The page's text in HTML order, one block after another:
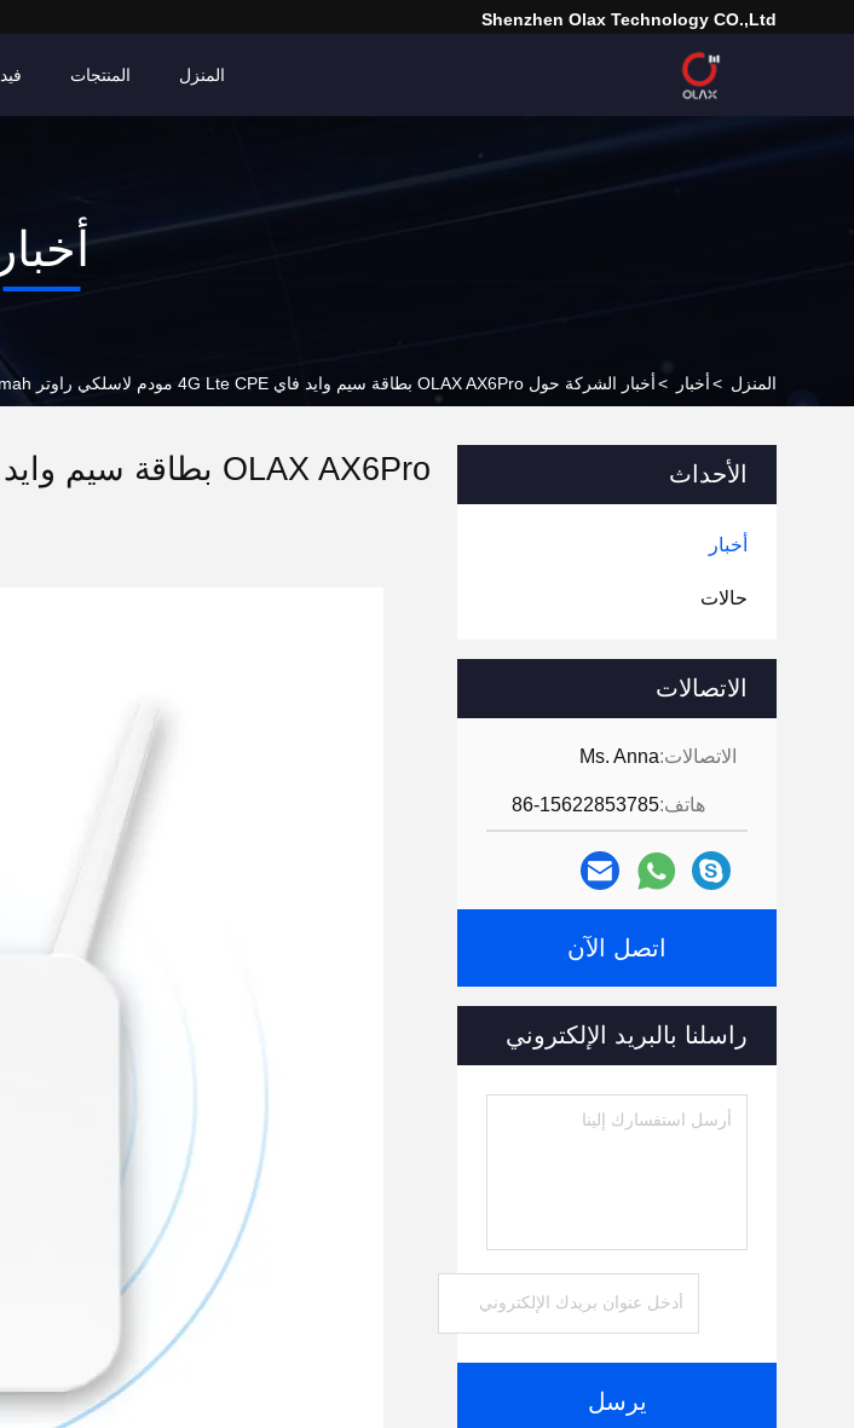
Shenzhen Olax Technology CO.,Ltd
المنزل المنتجات
المنزل >أخبار >أخبار الشركة حول OLAX AX6Pro بطاقة سيم وايد فاي 4G Lte CPE مودم لاسلكي راوتر 4000mah خارجي 4G Lte راوتر
الأحداث
أخبار
حالات
الاتصالات
الاتصالات:Ms. Anna
هاتف:86-15622853785
اتصل الآن
راسلنا بالبريد الإلكتروني
يرسل